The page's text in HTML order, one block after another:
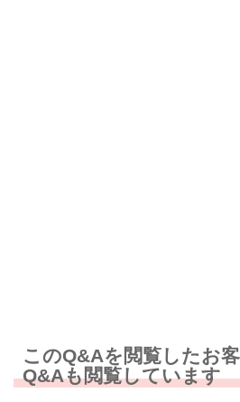
このQ&Aを閲覧したお
Q&Aも閲覧しています